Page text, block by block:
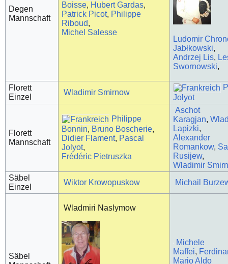
Degen
Mannschaft
Boisse, Hubert Gardas,
Patrick Picot, Philippe
Riboud,
Michel Salesse
Ludomir
Jabłkowski,
Andrzej Lis,
Swornowski,
Florett
Einzel
Wladimir Smirnow
Jolyot
Florett
Mannschaft
Philippe
Bonnin, Bruno Boscherie,
Didier Flament, Pascal
Jolyot,
Frédéric Pietruszka
Aschot
Karagjan,
Lapizki,
Alexander
Romankow,
Rusijew,
Wladimir
Säbel
Einzel
Wiktor Krowopuskow Michail
Säbel
Wladmiri Naslymow
Michele
Maffei,
Mario Aldo